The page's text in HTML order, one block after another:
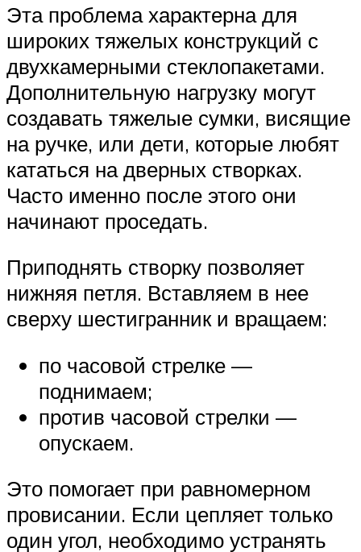
Эта проблема характерна для
широких тяжелых конструкций с
двухкамерными стеклопакетами.
Дополнительную нагрузку могут
создавать тяжелые сумки, висящие
на ручке, или дети, которые любят
кататься на дверных створках.
Часто именно после этого они
начинают проседать.
Приподнять створку позволяет
нижняя петля. Вставляем в нее
сверху шестигранник и вращаем:
по часовой стрелке —
поднимаем;
против часовой стрелки —
опускаем.
Это помогает при равномерном
провисании. Если цепляет только
один угол, необходимо устранять